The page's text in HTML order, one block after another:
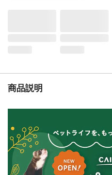
入数
5
原材料
使用方法
●本製品を
してくだ
の取扱説明
い。
使用上の注意
●ろ過材が
力が低下
で水洗い、
商品説明